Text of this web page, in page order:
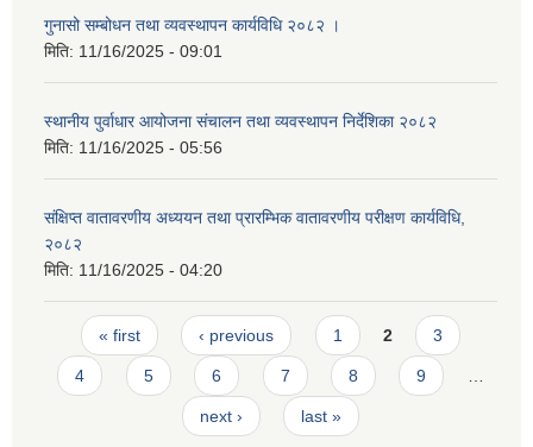
गुनासो सम्बोधन तथा व्यवस्थापन कार्यविधि २०८२ ।
मिति: 11/16/2025 - 09:01
स्थानीय पुर्वाधार आयोजना संचालन तथा व्यवस्थापन निर्देशिका २०८२
मिति: 11/16/2025 - 05:56
संक्षिप्त वातावरणीय अध्ययन तथा प्रारम्भिक वातावरणीय परीक्षण कार्यविधि,
२०८२
मिति: 11/16/2025 - 04:20
Pages
« first ‹ previous 1 2 3
4 5 6 7 8 9
next › last »